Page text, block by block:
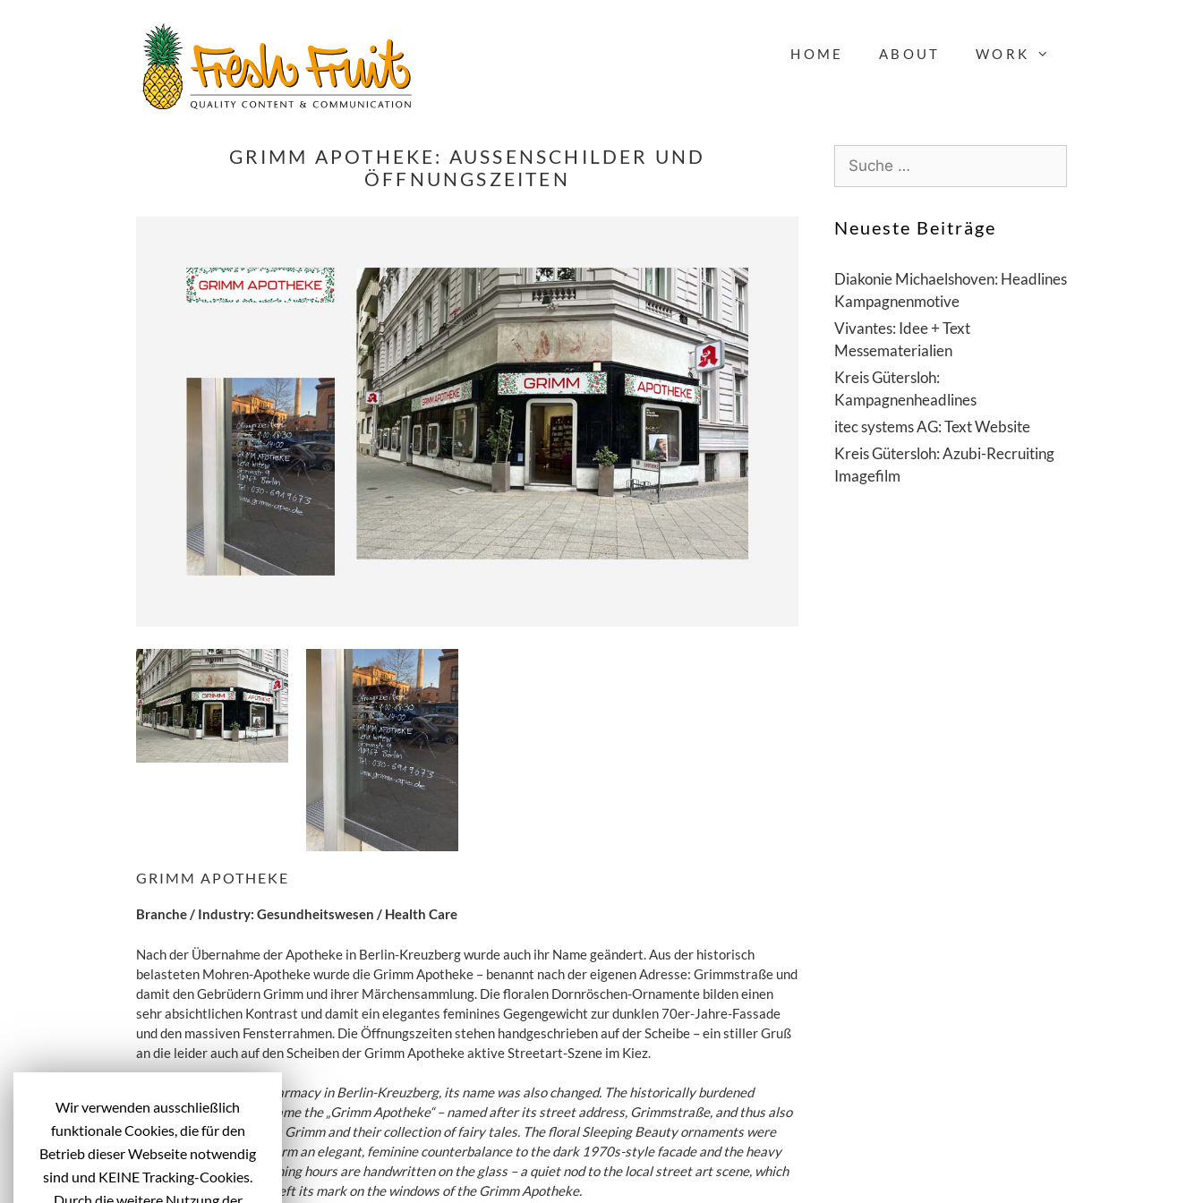
HOME ABOUT WORK
GRIMM APOTHEKE: AUSSENSCHILDER UND Ö
FFNUNGSZEITEN
GRIMM APOTHEKE
Branche / Industry: Gesundheitswesen / Health Care
Nach der Übernahme der Apotheke in Berlin-Kreuzberg wurde auch ihr Name geändert. Aus der historisch
belasteten Mohren-Apotheke wurde die Grimm Apotheke – benannt nach der eigenen Adresse: Grimmstraße und
damit den Gebrüdern Grimm und ihrer Märchensammlung. Die floralen Dornröschen-Ornamente bilden einen
sehr absichtlichen Kontrast und damit ein elegantes feminines Gegengewicht zur dunklen 70er-Jahre-Fassade
und den massiven Fensterrahmen. Die Öffnungszeiten stehen handgeschrieben auf der Scheibe – ein stiller Gruß
an die leider auch auf den Scheiben der Grimm Apotheke aktive Streetart-Szene im Kiez.
After taking over the pharmacy in Berlin-Kreuzberg, its name was also changed. The historically burdened
„Mohren-Apotheke“ became the „Grimm Apotheke“ – named after its street address, Grimmstraße, and thus also
referencing the Brothers Grimm and their collection of fairy tales. The floral Sleeping Beauty ornaments were
deliberately chosen to form an elegant, feminine counterbalance to the dark 1970s-style facade and the heavy
window frames. The opening hours are handwritten on the glass – a quiet nod to the local street art scene, which
has, unfortunately, also left its mark on the windows of the Grimm Apotheke.
h
a
c
h
:
Neueste Beiträge
Diakonie Michaelshoven: Headlines
Kampagnenmotive
Vivantes: Idee + Text
Messematerialien
Kreis Gütersloh:
Kampagnenheadlines
itec systems AG: Text Website
Kreis Gütersloh: Azubi-Recruiting
Imagefilm
Wir verwenden ausschließlich
funktionale Cookies, die für den
Betrieb dieser Webseite notwendig
sind und KEINE Tracking-Cookies.